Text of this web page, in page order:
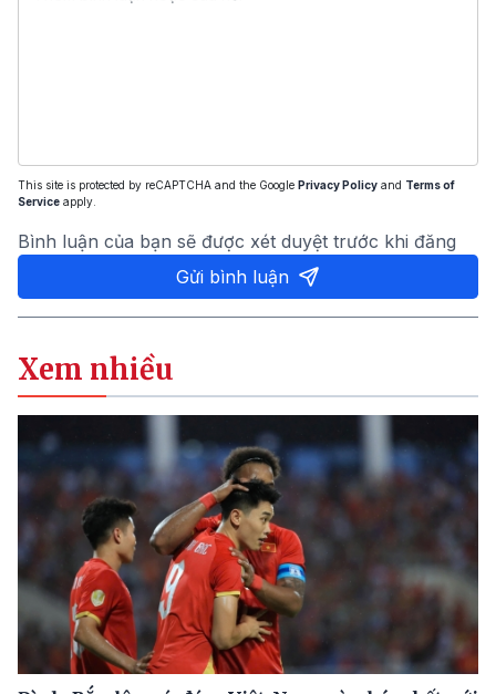
This site is protected by reCAPTCHA and the Google Privacy Policy and Terms of
Service apply.
Bình luận của bạn sẽ được xét duyệt trước khi đăng
Gửi bình luận
Xem nhiều